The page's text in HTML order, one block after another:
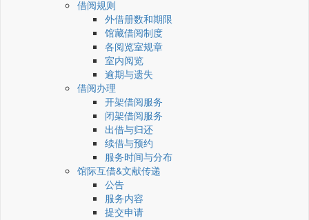
借阅规则
外借册数和期限
馆藏借阅制度
各阅览室规章
室内阅览
逾期与遗失
借阅办理
开架借阅服务
闭架借阅服务
出借与归还
续借与预约
服务时间与分布
馆际互借&文献传递
公告
服务内容
提交申请